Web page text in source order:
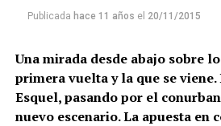
Publicada hace 11 años el 20/11/2015
Una mirada desde abajo sobre
primera vuelta y la que se viene.
Esquel, pasando por el
nuevo escenario. La apuesta en